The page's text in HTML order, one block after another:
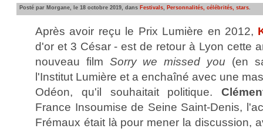
Posté par Morgane, le 18 octobre 2019, dans Festivals, Personnalités, célébrités, stars.
Après avoir reçu le Prix Lumière en 2012,
d'or et 3 César - est de retour à Lyon cette
nouveau film Sorry we missed you (en
l'Institut Lumière et a enchaîné avec une
Odéon, qu'il souhaitait politique.
France Insoumise de Seine Saint-Denis,
Frémaux était là pour mener la discussion,